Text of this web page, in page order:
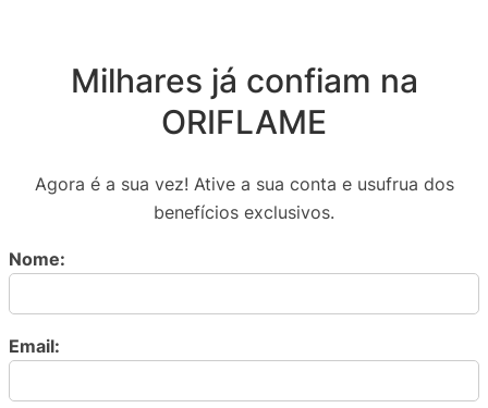
Milhares já confiam na
ORIFLAME
Agora é a sua vez! Ative a sua conta e usufrua dos
benefícios exclusivos.
Nome:
Email: